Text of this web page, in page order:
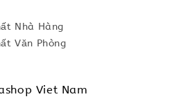
Nhà Hàng
Văn Phòng
Viet Nam